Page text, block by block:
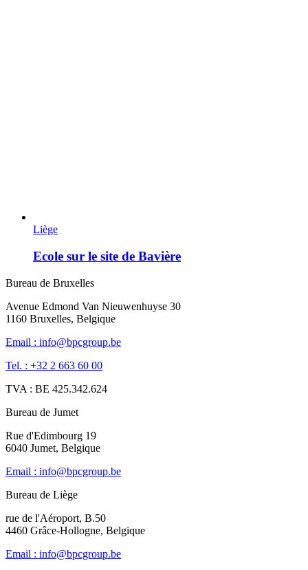
Liège
Ecole sur le site de Bavière
Bureau de Bruxelles
Avenue Edmond Van Nieuwenhuyse 30
1160 Bruxelles, Belgique
Email : info@bpcgroup.be
Tel. : +32 2 663 60 00
TVA : BE 425.342.624
Bureau de Jumet
Rue d'Edimbourg 19
6040 Jumet, Belgique
Email : info@bpcgroup.be
Bureau de Liège
rue de l'Aéroport, B.50
4460 Grâce-Hollogne, Belgique
Email : info@bpcgroup.be